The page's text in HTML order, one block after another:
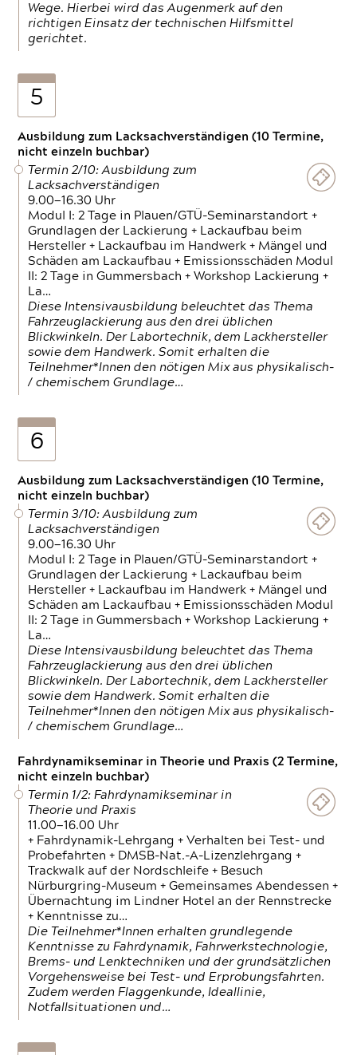
Wege. Hierbei wird das Augenmerk auf den
richtigen Einsatz der technischen Hilfsmittel
gerichtet.
5
Ausbildung zum Lacksachverständigen (10 Termine,
nicht einzeln buchbar)
Termin 2/10: Ausbildung zum
Lacksachverständigen
9.00—16.30 Uhr
Modul I: 2 Tage in Plauen/GTÜ-Seminarstandort +
Grundlagen der Lackierung + Lackaufbau beim
Hersteller + Lackaufbau im Handwerk + Mängel und
Schäden am Lackaufbau + Emissionsschäden Modul
II: 2 Tage in Gummersbach + Workshop Lackierung +
La…
Diese Intensivausbildung beleuchtet das Thema
Fahrzeuglackierung aus den drei üblichen
Blickwinkeln. Der Labortechnik, dem Lackhersteller
sowie dem Handwerk. Somit erhalten die
Teilnehmer*Innen den nötigen Mix aus physikalisch-
/ chemischem Grundlage…
6
Ausbildung zum Lacksachverständigen (10 Termine,
nicht einzeln buchbar)
Termin 3/10: Ausbildung zum
Lacksachverständigen
9.00—16.30 Uhr
Modul I: 2 Tage in Plauen/GTÜ-Seminarstandort +
Grundlagen der Lackierung + Lackaufbau beim
Hersteller + Lackaufbau im Handwerk + Mängel und
Schäden am Lackaufbau + Emissionsschäden Modul
II: 2 Tage in Gummersbach + Workshop Lackierung +
La…
Diese Intensivausbildung beleuchtet das Thema
Fahrzeuglackierung aus den drei üblichen
Blickwinkeln. Der Labortechnik, dem Lackhersteller
sowie dem Handwerk. Somit erhalten die
Teilnehmer*Innen den nötigen Mix aus physikalisch-
/ chemischem Grundlage…
Fahrdynamikseminar in Theorie und Praxis (2 Termine,
nicht einzeln buchbar)
Termin 1/2: Fahrdynamikseminar in
Theorie und Praxis
11.00—16.00 Uhr
+ Fahrdynamik-Lehrgang + Verhalten bei Test- und
Probefahrten + DMSB-Nat.-A-Lizenzlehrgang +
Trackwalk auf der Nordschleife + Besuch
Nürburgring-Museum + Gemeinsames Abendessen +
Übernachtung im Lindner Hotel an der Rennstrecke
+ Kenntnisse zu…
Die Teilnehmer*Innen erhalten grundlegende
Kenntnisse zu Fahrdynamik, Fahrwerkstechnologie,
Brems- und Lenktechniken und der grundsätzlichen
Vorgehensweise bei Test- und Erprobungsfahrten.
Zudem werden Flaggenkunde, Ideallinie,
Notfallsituationen und…